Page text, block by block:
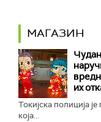
МАГАЗИН
их
Токијска полиција
која...